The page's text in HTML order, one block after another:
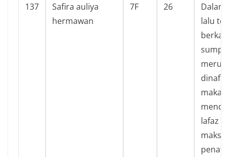
137
Safira auliya
hermawan
7F 26
Dalam
lalu
maka
lafaz